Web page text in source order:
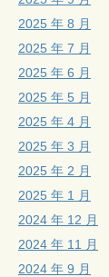
2025 年 8 月
2025 年 7 月
2025 年 6 月
2025 年 5 月
2025 年 4 月
2025 年 3 月
2025 年 2 月
2025 年 1 月
2024 年 12 月
2024 年 11 月
2024 年 9 月